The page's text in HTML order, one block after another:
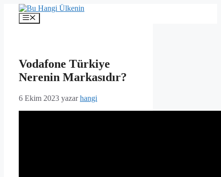
İçeriğe
Menü
Vodafone Türkiye
Nerenin Markasıdır?
6 Ekim 2023 yazarhangi